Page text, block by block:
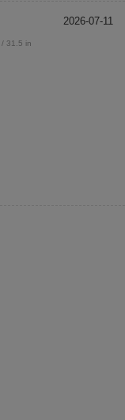
2026-07-11
/ 31.5 in